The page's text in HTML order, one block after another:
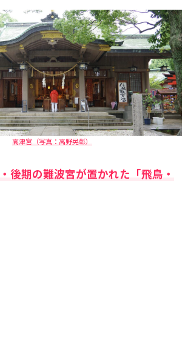
高津宮（写真：高野晃彰）
後期の難波宮が置かれた「飛鳥・